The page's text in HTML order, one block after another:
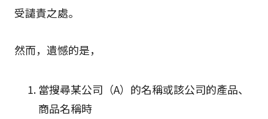
受譴責之處。
然而，遺憾的是，
當搜尋某公司（A）的名稱或該公司的產品、
商品名稱時